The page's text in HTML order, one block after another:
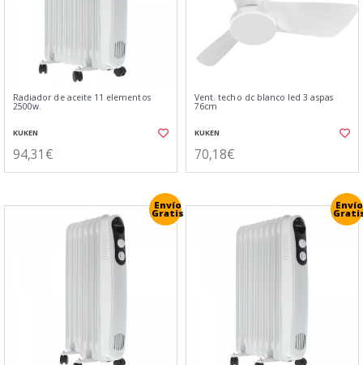
Radiador de aceite 11 elementos
2500w.
KUKEN
94,31€
Vent. techo dc blanco led 3 aspas
76cm
KUKEN
70,18€
Envío
Gratis
Envío